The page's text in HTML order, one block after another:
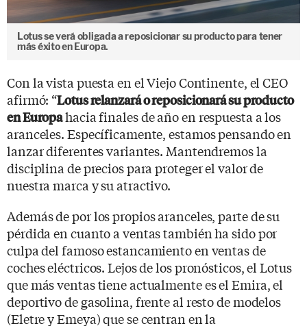
Lotus se verá obligada a reposicionar su producto para tener
más éxito en Europa.
Con la vista puesta en el Viejo Continente, el CEO
afirmó: “Lotus relanzará o reposicionará su producto
en Europahacia finales de año en respuesta a los
aranceles. Específicamente, estamos pensando en
lanzar diferentes variantes. Mantendremos la
disciplina de precios para proteger el valor de
nuestra marca y su atractivo.
Además de por los propios aranceles, parte de su
pérdida en cuanto a ventas también ha sido por
culpa del famoso estancamiento en ventas de
coches eléctricos. Lejos de los pronósticos, el Lotus
que más ventas tiene actualmente es el Emira, el
deportivo de gasolina, frente al resto de modelos
(Eletre y Emeya) que se centran en la